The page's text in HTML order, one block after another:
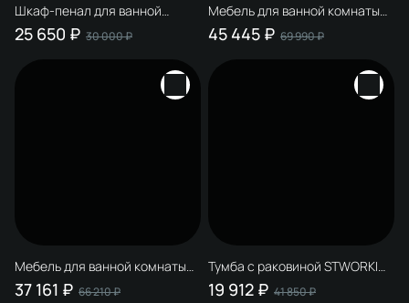
Шкаф-пенал для ванной
STWORKI Эстерсунд Правый
подвесной, матовый белый,
25 650 ₽ 30 000 ₽
Мебель для ванной комнаты
STWORKI Эстерсунд 75 белая
матовая, монте тиберио
45 445 ₽ 69 990 ₽
Мебель для ванной комнаты
STWORKI Эстерсунд 60 белая
матовая, роверелла с
37 161 ₽ 66 210 ₽
Тумба с раковиной STWORKI
Эстерсунд 60 белая матовая
19 912 ₽ 41 850 ₽